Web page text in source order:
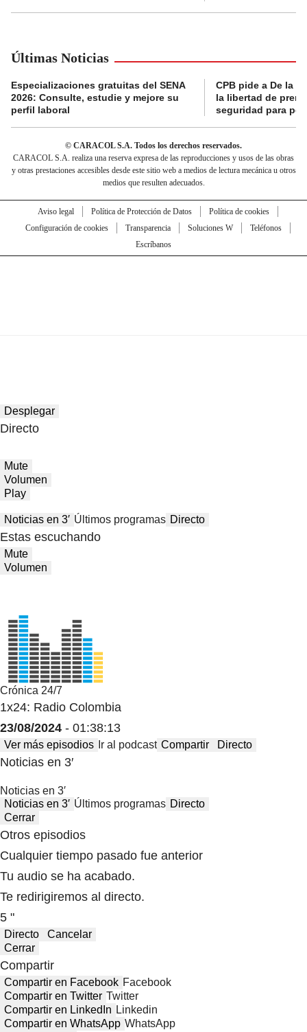
Últimas Noticias
Especializaciones gratuitas del SENA
2026: Consulte, estudie y mejore su
perfil laboral
CPB pide a De la
la libertad de
seguridad para
© CARACOL S.A. Todos los derechos reservados.
CARACOL S.A. realiza una reserva expresa de las reproducciones y usos de las obras
y otras prestaciones accesibles desde este sitio web a medios de lectura mecánica u otros
medios que resulten adecuados.
Aviso legal Política de Protección de Datos
Política de cookies
Configuración de cookies
Transparencia Soluciones W
Teléfonos
Escríbanos
Desplegar
Directo
Mute
Volumen
Play
Noticias en 3′ Últimos programas Directo
Estas escuchando
Mute
Volumen
Crónica 24/7
1x24: Radio Colombia
23/08/2024 - 01:38:13
Ver más episodios Ir al podcast Compartir Directo
Noticias en 3′
Noticias en 3′
Noticias en 3′ Últimos programas Directo
Cerrar
Otros episodios
Cualquier tiempo pasado fue anterior
Tu audio se ha acabado.
Te redirigiremos al directo.
5 "
Directo
Cancelar
Cerrar
Compartir
Compartir en Facebook Facebook
Compartir en Twitter Twitter
Compartir en LinkedIn Linkedin
Compartir en WhatsApp WhatsApp